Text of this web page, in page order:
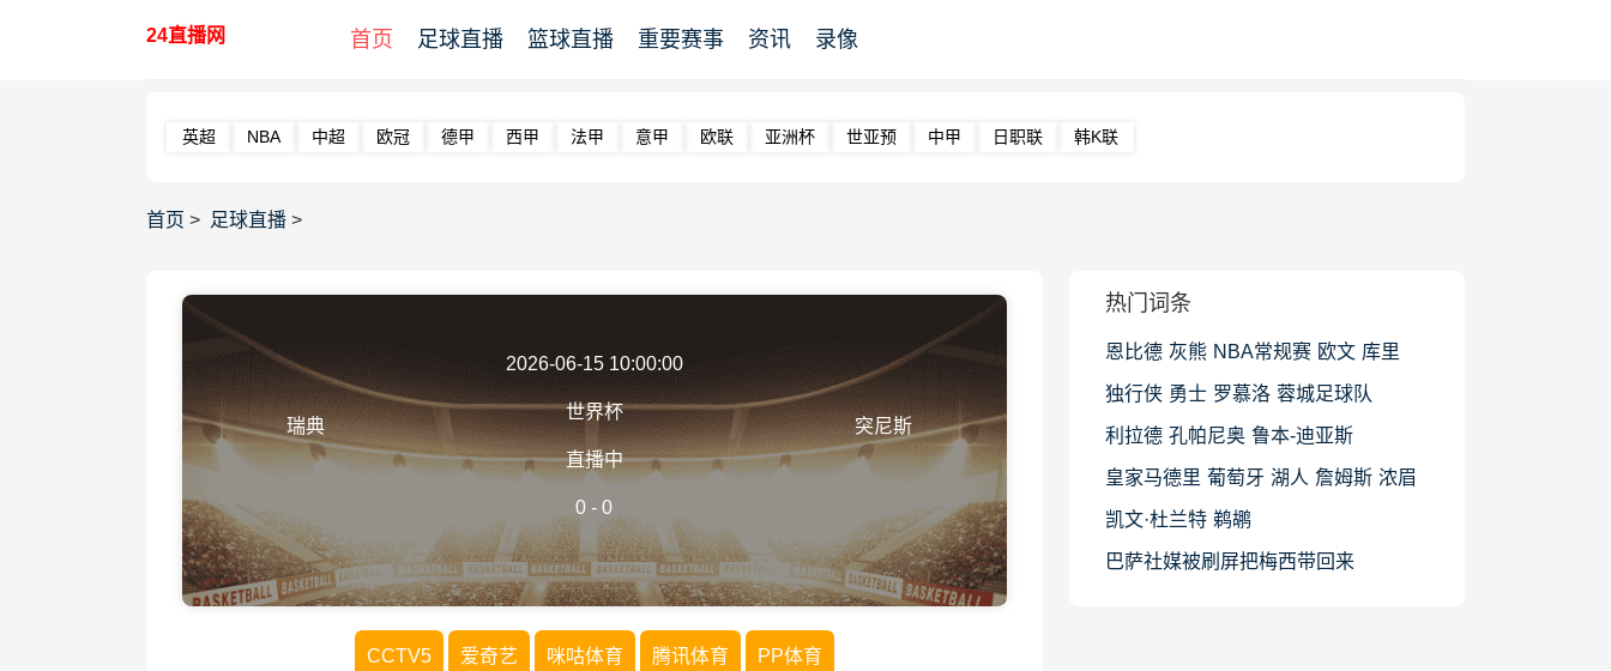
24直播网 首页 足球直播 篮球直播 重要赛事 资讯 录像
英超 NBA 中超 欧冠 德甲 西甲 法甲 意甲 欧联 亚洲杯 世亚预 中甲 日职联 韩K联
首页 > 足球直播 >
瑞典
2026-06-15 10:00:00
世界杯
直播中
0 -0
突尼斯
CCTV5 爱奇艺 咪咕体育 腾讯体育 PP体育
热门词条
恩比德 灰熊 NBA常规赛 欧文 库里
独行侠 勇士 罗慕洛 蓉城足球队
利拉德 孔帕尼奥 鲁本-迪亚斯
皇家马德里 葡萄牙 湖人 詹姆斯 浓眉
凯文·杜兰特 鹈鹕
巴萨社媒被刷屏把梅西带回来